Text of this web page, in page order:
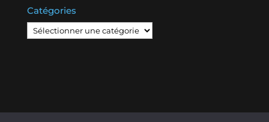
Catégories
Catégories